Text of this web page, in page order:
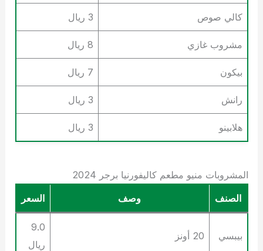
كالي صوص 3 ريال
مشروب غازي 8 ريال
بيكون 7 ريال
رانش 3 ريال
هلابينو 3 ريال
المشروبات منيو مطعم كاليفورنيا برجر 2024
الصنف
وصف السعر
بيبسي 20 أونز
9.0
ريال